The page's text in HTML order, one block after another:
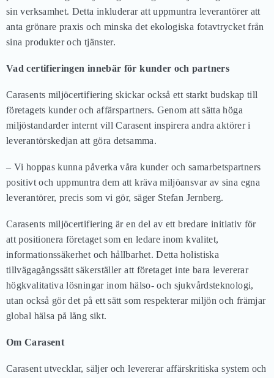
sin verksamhet. Detta inkluderar att uppmuntra leverantörer att
anta grönare praxis och minska det ekologiska fotavtrycket från
sina produkter och tjänster.
Vad certifieringen innebär för kunder och partners
Carasents miljöcertifiering skickar också ett starkt budskap till
företagets kunder och affärspartners. Genom att sätta höga
miljöstandarder internt vill Carasent inspirera andra aktörer i
leverantörskedjan att göra detsamma.
– Vi hoppas kunna påverka våra kunder och samarbetspartners
positivt och uppmuntra dem att kräva miljöansvar av sina egna
leverantörer, precis som vi gör, säger Stefan Jernberg.
Carasents miljöcertifiering är en del av ett bredare initiativ för
att positionera företaget som en ledare inom kvalitet,
informationssäkerhet och hållbarhet. Detta holistiska
tillvägagångssätt säkerställer att företaget inte bara levererar
högkvalitativa lösningar inom hälso- och sjukvårdsteknologi,
utan också gör det på ett sätt som respekterar miljön och främjar
global hälsa på lång sikt.
Om Carasent
Carasent utvecklar, säljer och levererar affärskritiska system och